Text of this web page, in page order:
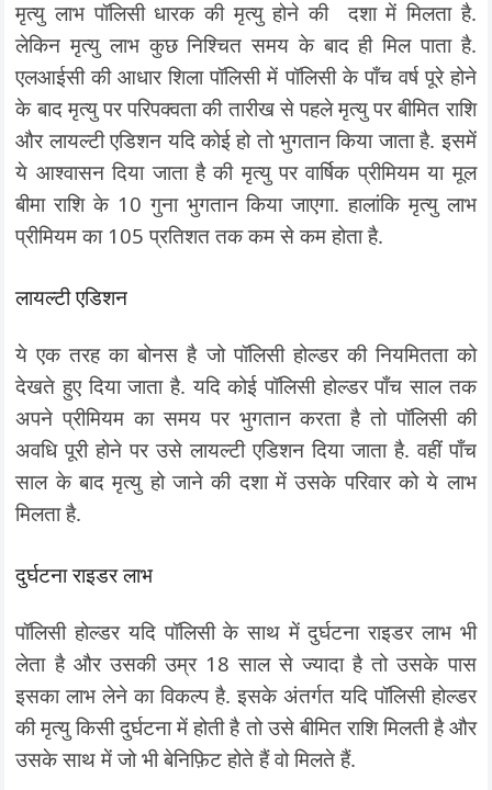
मृत्यु लाभ पॉलिसी धारक की मृत्यु होने की दशा में मिलता है.
लेकिन मृत्यु लाभ कुछ निश्चित समय के बाद ही मिल पाता है.
एलआईसी की आधार शिला पॉलिसी में पॉलिसी के पाँच वर्ष पूरे होने
के बाद मृत्यु पर परिपक्वता की तारीख से पहले मृत्यु पर बीमित राशि
और लायल्टी एडिशन यदि कोई हो तो भुगतान किया जाता है. इसमें
ये आश्वासन दिया जाता है की मृत्यु पर वार्षिक प्रीमियम या मूल
बीमा राशि के 10 गुना भुगतान किया जाएगा. हालांकि मृत्यु लाभ
प्रीमियम का 105 प्रतिशत तक कम से कम होता है.
लायल्टी एडिशन
ये एक तरह का बोनस है जो पॉलिसी होल्डर की नियमितता को
देखते हुए दिया जाता है. यदि कोई पॉलिसी होल्डर पाँच साल तक
अपने प्रीमियम का समय पर भुगतान करता है तो पॉलिसी की
अवधि पूरी होने पर उसे लायल्टी एडिशन दिया जाता है. वहीं पाँच
साल के बाद मृत्यु हो जाने की दशा में उसके परिवार को ये लाभ
मिलता है.
दुर्घटना राइडर लाभ
पॉलिसी होल्डर यदि पॉलिसी के साथ में दुर्घटना राइडर लाभ भी
लेता है और उसकी उम्र 18 साल से ज्यादा है तो उसके पास
इसका लाभ लेने का विकल्प है. इसके अंतर्गत यदि पॉलिसी होल्डर
की मृत्यु किसी दुर्घटना में होती है तो उसे बीमित राशि मिलती है और
उसके साथ में जो भी बेनिफ़िट होते हैं वो मिलते हैं.